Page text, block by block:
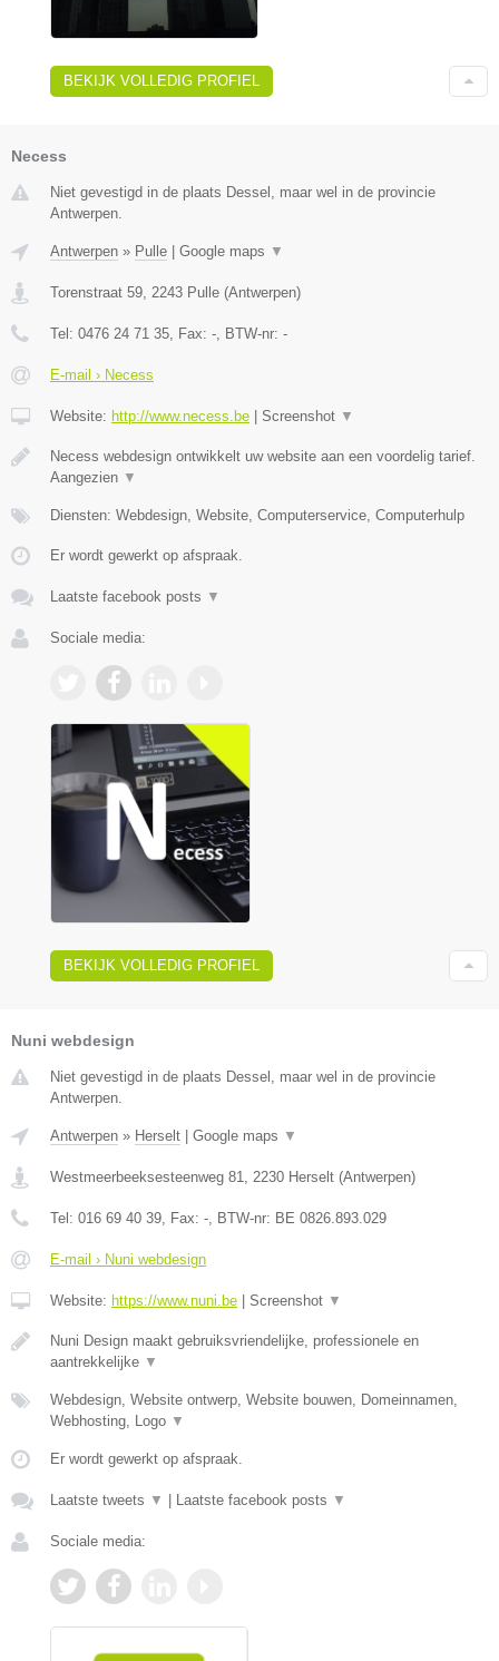
BEKIJK VOLLEDIG PROFIEL
Necess
Niet gevestigd in de plaats Dessel, maar wel in de provincie
Antwerpen.
Antwerpen » Pulle Google maps ▼
Torenstraat 59, 2243 Pulle (Antwerpen)
Tel: 0476 24 71 35, Fax: -, BTW-nr: -
E-mail › Necess
Website: http://www.necess.be Screenshot ▼
Necess webdesign ontwikkelt uw website aan een voordelig tarief.
Aangezien ▼
Diensten: Webdesign, Website, Computerservice, Computerhulp
Er wordt gewerkt op afspraak.
Laatste facebook posts ▼
Sociale media:
BEKIJK VOLLEDIG PROFIEL
Nuni webdesign
Niet gevestigd in de plaats Dessel, maar wel in de provincie
Antwerpen.
Antwerpen » Herselt Google maps ▼
Westmeerbeeksesteenweg 81, 2230 Herselt (Antwerpen)
Tel: 016 69 40 39, Fax: -, BTW-nr: BE 0826.893.029
E-mail › Nuni webdesign
Website: https://www.nuni.be Screenshot ▼
Nuni Design maakt gebruiksvriendelijke, professionele en
aantrekkelijke ▼
Webdesign, Website ontwerp, Website bouwen, Domeinnamen,
Webhosting, Logo ▼
Er wordt gewerkt op afspraak.
Laatste tweets ▼ Laatste facebook posts ▼
Sociale media: